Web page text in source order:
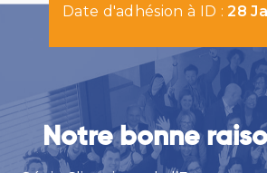
Date d'adhésion à ID :28
Notre bonne